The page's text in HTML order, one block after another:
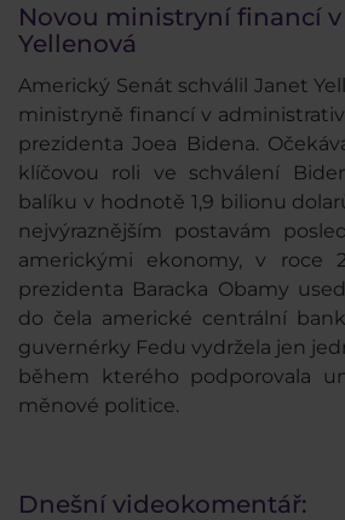
Novou ministryní financí v
Yellenová
Americký Senát schválil Janet
ministryně financí v
prezidenta Joea Bidena.
klíčovou roli ve schválení
balíku v hodnotě 1,9 bilionu
nejvýraznějším postavám
americkými ekonomy, v roce
prezidenta Baracka Obamy
do čela americké centrální
guvernérky Fedu vydržela jen
během kterého podporovala
měnové politice.
Dnešní videokomentář: